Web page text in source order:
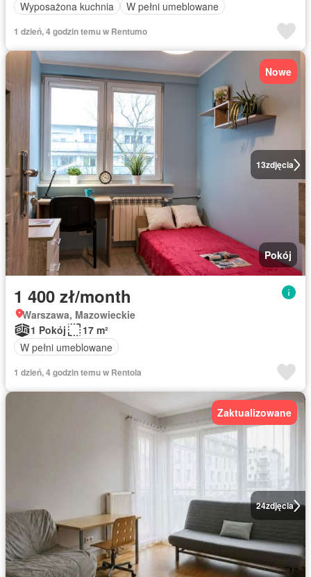
Wyposażona kuchnia
W pełni umeblowane
1 dzień, 4 godzin temu w Rentumo
13zdjęcia
Nowe
Pokój
1 400 zł/month
Warszawa, Mazowieckie
1 Pokój
17 m²
W pełni umeblowane
1 dzień, 4 godzin temu w Rentola
24zdjęcia
Zaktualizowane